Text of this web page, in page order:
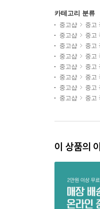
카테고리 분류
중고샵 중고
중고샵
중고
중고샵
중고
중고샵
중고
중고샵
중고
중고샵
중고
중고샵
중고
중고샵
중고
이 상품의